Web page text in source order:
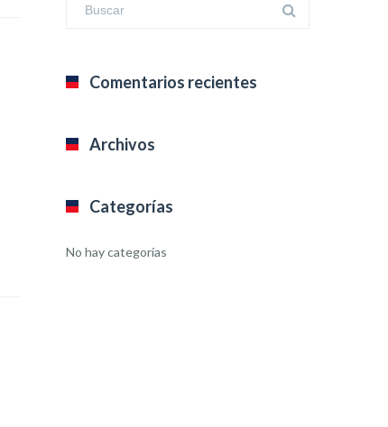
Comentarios recientes
Archivos
Categorías
No hay categorías